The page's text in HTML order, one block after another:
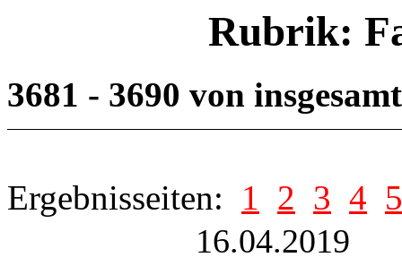
Rubrik:
3681 - 3690 von
Ergebnisseiten: 1 2 3 4 5
16.04.2019